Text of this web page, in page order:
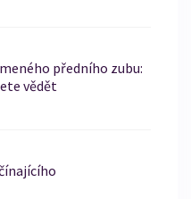
předního zubu:
vědět